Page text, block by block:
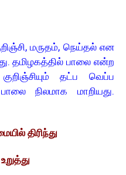
மருதம், நெய்தல் என
தமிழகத்தில் பாலை என்ற
தட்ப வெப்ப
நிலமாக மாறியது.
திரிந்து